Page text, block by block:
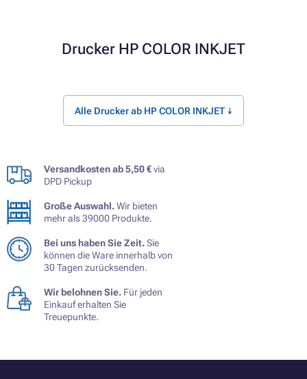
Drucker HP COLOR INKJET
Alle Drucker ab HP COLOR INKJET ↓
Versandkosten ab 5,50 €via
DPD Pickup
Große Auswahl.Wir bieten
mehr als 39000 Produkte.
Bei uns haben Sie Zeit.Sie
können die Ware innerhalb von
30 Tagen zurücksenden.
Wir belohnen Sie. Für jeden
Einkauf erhalten Sie
Treuepunkte.